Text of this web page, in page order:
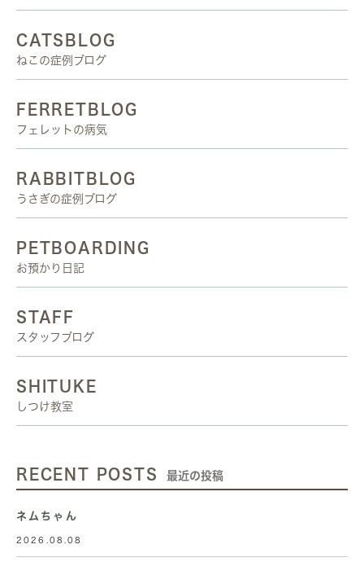
CATSBLOG
ねこの症例ブログ
FERRETBLOG
フェレットの病気
RABBITBLOG
うさぎの症例ブログ
PETBOARDING
お預かり日記
STAFF
スタッフブログ
SHITUKE
しつけ教室
RECENT POSTS 最近の投稿
ネムちゃん
2026.08.08